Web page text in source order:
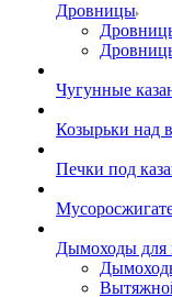
Дровницы
Чугунные
Козырьки над
Печки под
Дымоходы для